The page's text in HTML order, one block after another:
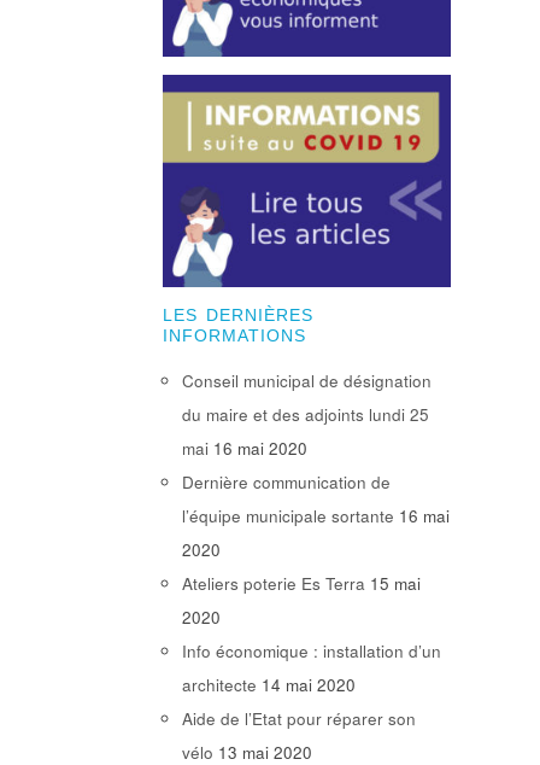
LES DERNIÈRES
INFORMATIONS
Conseil municipal de désignation
du maire et des adjoints lundi 25
mai 16 mai 2020
Dernière communication de
l’équipe municipale sortante 16 mai
2020
Ateliers poterie Es Terra 15 mai
2020
Info économique : installation d’un
architecte 14 mai 2020
Aide de l’Etat pour réparer son
vélo 13 mai 2020